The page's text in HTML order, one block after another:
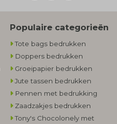
Populaire categorieën
Tote bags bedrukken
Doppers bedrukken
Groeipapier bedrukken
Jute tassen bedrukken
Pennen met bedrukking
Zaadzakjes bedrukken
Tony's Chocolonely met